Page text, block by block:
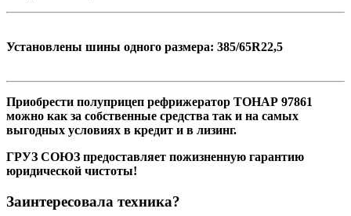
Установлены шины одного размера: 385/65R22,5
Приобрести полуприцеп рефрижератор ТОНАР 97861
можно как за собственные средства так и на самых
выгодных условиях в кредит и в лизинг.
ГРУЗ СОЮЗ предоставляет пожизненную гарантию
юридической чистоты!
Заинтересовала техника?